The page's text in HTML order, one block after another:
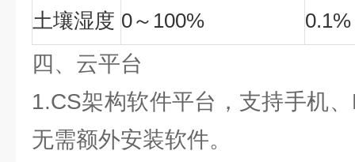
土壤湿度 0～100% 0.1%
四、云平台
1.CS架构软件平台，支持手机
无需额外安装软件。